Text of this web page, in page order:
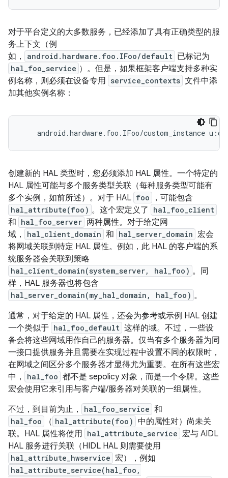
对于平台定义的大多数服务，已经添加了具有正确类型的服
务上下文（例
如，
android.hardware.foo.IFoo/default 已标记为
hal_foo_service ）。但是，如果框架客户端支持多种实
例名称，则必须在设备专用 service_contexts 文件中添
加其他实例名称：
创建新的 HAL 类型时，您必须添加 HAL 属性。一个特定的
HAL 属性可能与多个服务类型关联（每种服务类型可能有
多个实例，如前所述）。对于 HAL foo ，可能包含
hal_attribute(foo) 。这个宏定义了 hal_foo_client
和 hal_foo_server 两种属性。对于给定网
域，
hal_client_domain 和 hal_server_domain 宏会
将网域关联到特定 HAL 属性。例如，此 HAL 的客户端的系
统服务器会关联到策略
hal_client_domain(system_server, hal_foo) 。同
样，HAL 服务器也将包含
hal_server_domain(my_hal_domain, hal_foo) 。
通常，对于给定的 HAL 属性，还会为参考或示例 HAL 创建
一个类似于 hal_foo_default 这样的域。不过，一些设
备会将这些网域用作自己的服务器。仅当有多个服务器为同
一接口提供服务并且需要在实现过程中设置不同的权限时，
在网域之间区分多个服务器才显得尤为重要。在所有这些宏
中，
hal_foo 都不是 sepolicy 对象，而是一个令牌。这些
宏会使用它来引用与客户端/服务器对关联的一组属性。
不过，到目前为止，
hal_foo_service 和
hal_foo （ hal_attribute(foo) 中的属性对）尚未关
联。HAL 属性将使用 hal_attribute_service 宏与 AIDL
HAL 服务进行关联（HIDL HAL 则需要使用
hal_attribute_hwservice 宏），例如
hal_attribute_service(hal_foo,